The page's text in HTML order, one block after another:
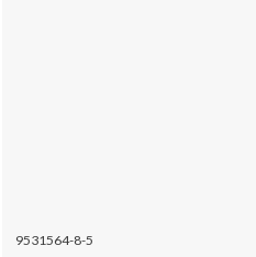
9531564-8-5